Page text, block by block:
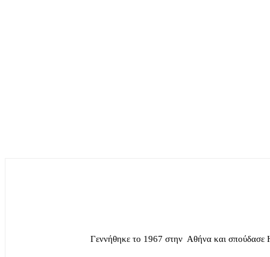
Γεννήθηκε το 1967 στην Αθήνα και σπούδασε